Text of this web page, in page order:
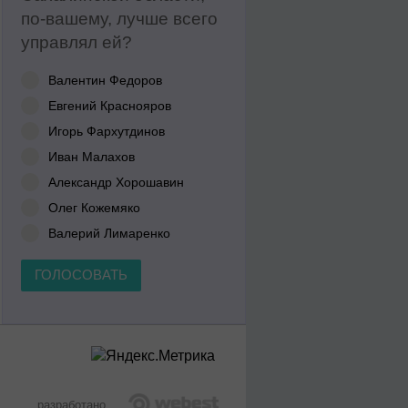
по-вашему, лучше всего
управлял ей?
Валентин Федоров
Евгений Краснояров
Игорь Фархутдинов
Иван Малахов
Александр Хорошавин
Олег Кожемяко
Валерий Лимаренко
ГОЛОСОВАТЬ
разработано